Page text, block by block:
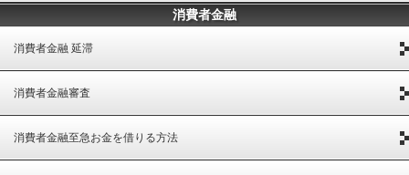
消費者金融
消費者金融 延滞
消費者金融審査
消費者金融至急お金を借りる方法